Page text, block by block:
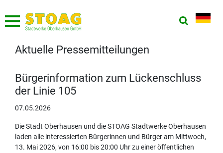
Aktuelle Pressemitteilungen
Bürgerinformation zum Lückenschluss
der Linie 105
07.05.2026
Die Stadt Oberhausen und die STOAG Stadtwerke Oberhausen
laden alle interessierten Bürgerinnen und Bürger am Mittwoch,
13. Mai 2026, von 16:00 bis 20:00 Uhr zu einer öffentlichen